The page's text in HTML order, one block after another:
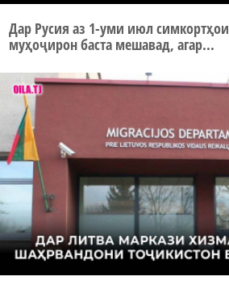
Дар Русия аз 1-уми июл симкортҳои
муҳоҷирон баста мешавад, агар...